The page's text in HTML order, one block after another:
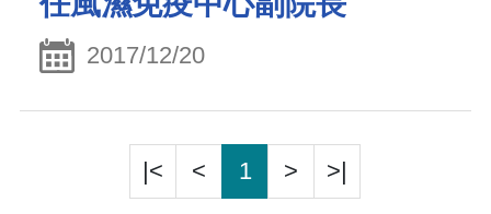
2017/12/20
|< < 1 > >|